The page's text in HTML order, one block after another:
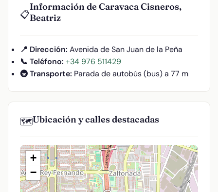
📋
Información de Caravaca Cisneros,
Beatriz
📍 Dirección: Avenida de San Juan de la Peña
📞 Teléfono: +34 976 511429
🚇 Transporte: Parada de autobús (bus) a 77 m
🗺️Ubicación y calles destacadas
+
−